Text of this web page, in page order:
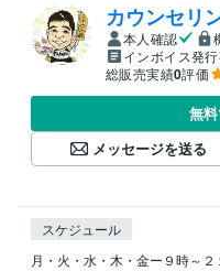
カウンセリ
本人確認
インボイス発
総販売実績0評価
無
メッセージを送る
スケジュール
月・火・水・木・金ー９時～